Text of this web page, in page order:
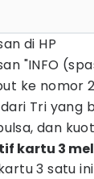
di HP
"INFO
ke nomor
Tri yang
dan
kartu 3
3 satu